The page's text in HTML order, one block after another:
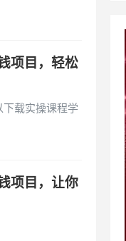
项目，轻松
载实操课程学
项目，让你